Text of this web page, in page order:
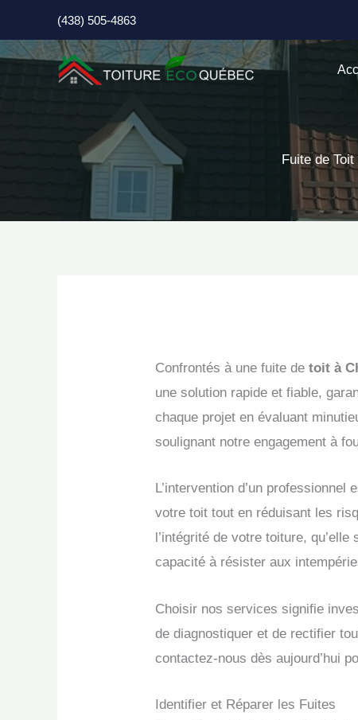
au
contenu
(438) 505-4863
Fuite de
Confrontés à une fuite detoit à
une solution rapide et fiable,
chaque projet en évaluant
soulignant notre engagement à
L’intervention d’un
votre toit tout en réduisant les
l’intégrité de votre toiture,
capacité à résister aux
Choisir nos services signifie
de diagnostiquer et de rectifier
contactez-nous dès aujourd’hui
Identifier et Réparer les Fuites